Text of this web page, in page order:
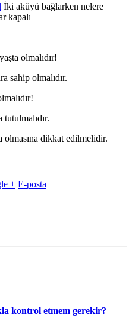
İki aküyü bağlarken nelere
kapalı
olmalıdır!
sahip olmalıdır.
tutulmalıdır.
olmasına dikkat edilmelidir.
+ E-posta
kontrol etmem gerekir?